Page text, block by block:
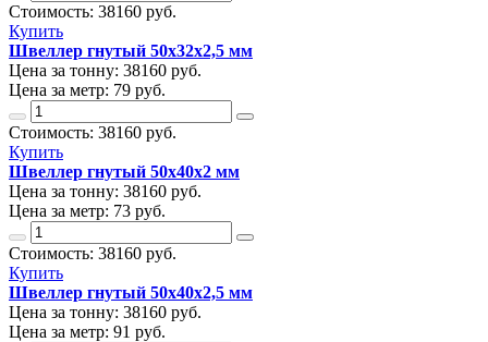
Стоимость: 38160 руб.
Купить
Швеллер гнутый 50х32х2,5 мм
Цена за тонну: 38160 руб.
Цена за метр: 79 руб.
Стоимость: 38160 руб.
Купить
Швеллер гнутый 50х40х2 мм
Цена за тонну: 38160 руб.
Цена за метр: 73 руб.
Стоимость: 38160 руб.
Купить
Швеллер гнутый 50х40х2,5 мм
Цена за тонну: 38160 руб.
Цена за метр: 91 руб.